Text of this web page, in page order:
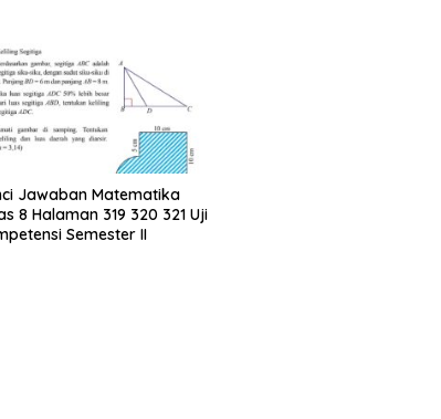
Jawaban Matematika
8 Halaman 319 320 321 Uji
Semester II